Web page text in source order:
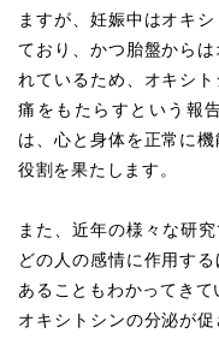
ますが、妊娠中はオキ
ており、かつ胎盤から
れているため、オキシ
痛をもたらすという報
は、心と身体を正常に
役割を果たします。
また、近年の様々な研
どの人の感情に作用す
あることもわかってき
オキシトシンの分泌が